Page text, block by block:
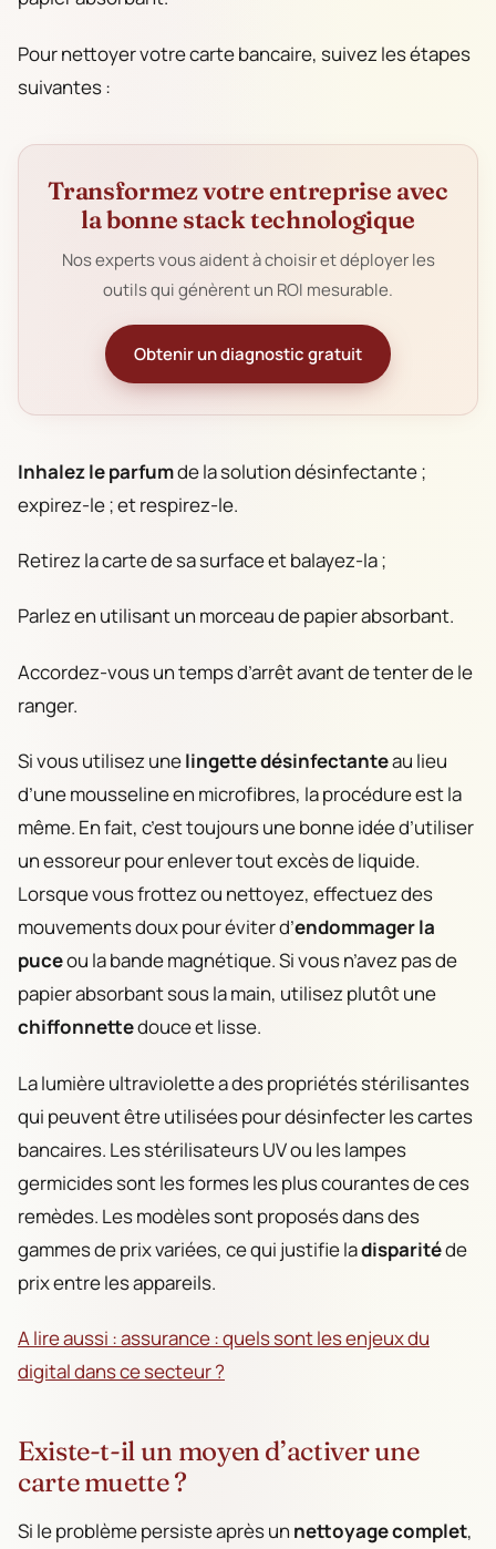
Pour nettoyer votre carte bancaire, suivez les étapes
suivantes :
Transformez votre entreprise avec
la bonne stack technologique
Nos experts vous aident à choisir et déployer les
outils qui génèrent un ROI mesurable.
Obtenir un diagnostic gratuit
Inhalez le parfumde la solution désinfectante ;
expirez-le ; et respirez-le.
Retirez la carte de sa surface et balayez-la ;
Parlez en utilisant un morceau de papier absorbant.
Accordez-vous un temps d’arrêt avant de tenter de le
ranger.
Si vous utilisez unelingette désinfectanteau lieu
d’une mousseline en microfibres, la procédure est la
même. En fait, c’est toujours une bonne idée d’utiliser
un essoreur pour enlever tout excès de liquide.
Lorsque vous frottez ou nettoyez, effectuez des
mouvements doux pour éviter d’endommager la
puceou la bande magnétique. Si vous n’avez pas de
papier absorbant sous la main, utilisez plutôt une
chiffonnettedouce et lisse.
La lumière ultraviolette a des propriétés stérilisantes
qui peuvent être utilisées pour désinfecter les cartes
bancaires. Les stérilisateurs UV ou les lampes
germicides sont les formes les plus courantes de ces
remèdes. Les modèles sont proposés dans des
gammes de prix variées, ce qui justifie ladisparitéde
prix entre les appareils.
A lire aussi : assurance : quels sont les enjeux du
digital dans ce secteur ?
Existe-t-il un moyen d’activer une
carte muette ?
Si le problème persiste après un nettoyage complet,